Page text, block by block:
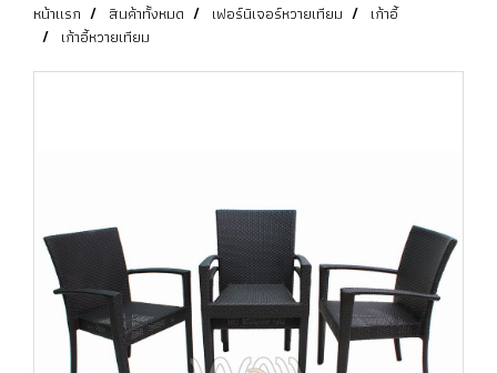
หน้าแรก สินค้าทั้งหมด เฟอร์นิเจอร์หวายเทียม
เก้าอี้
เก้าอี้หวายเทียม